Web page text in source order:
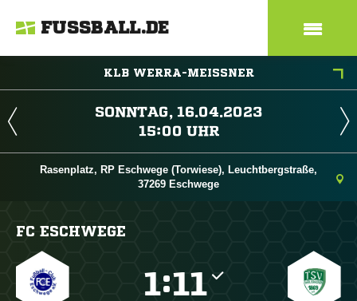
FUSSBALL.DE
KLB WERRA-MEISSNER
 
 
Rasenplatz, RP Eschwege (Torwiese), Leuchtbergstraße,
37269 Eschwege
FC ESCHWEGE
: